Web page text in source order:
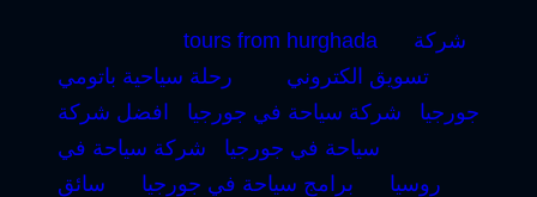
tours from hurghada
شركة
تسويق الكتروني
رحلة سياحية باتومي
جورجيا
شركة سياحة في جورجيا
افضل شركة
سياحة في جورجيا
شركة سياحة في
روسيا
برامج سياحة في جورجيا
سائق